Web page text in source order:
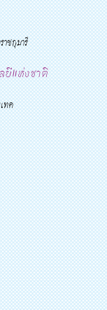
ชกุมารี
ยีแห่งชาติ
ทค